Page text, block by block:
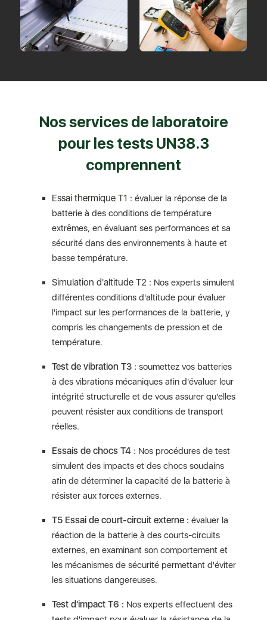
Nos services de laboratoire
pour les tests UN38.3
comprennent
Essai thermique T1 :évaluer la réponse de la
batterie à des conditions de température
extrêmes, en évaluant ses performances et sa
sécurité dans des environnements à haute et
basse température.
Simulation d'altitude T2 : Nos experts simulent
différentes conditions d'altitude pour évaluer
l'impact sur les performances de la batterie, y
compris les changements de pression et de
température.
Test de vibration T3 : soumettez vos batteries
à des vibrations mécaniques afin d'évaluer leur
intégrité structurelle et de vous assurer qu'elles
peuvent résister aux conditions de transport
réelles.
Essais de chocs T4 : Nos procédures de test
simulent des impacts et des chocs soudains
afin de déterminer la capacité de la batterie à
résister aux forces externes.
T5 Essai de court-circuit externe :évaluer la
réaction de la batterie à des courts-circuits
externes, en examinant son comportement et
les mécanismes de sécurité permettant d'éviter
les situations dangereuses.
Test d'impact T6 : Nos experts effectuent des